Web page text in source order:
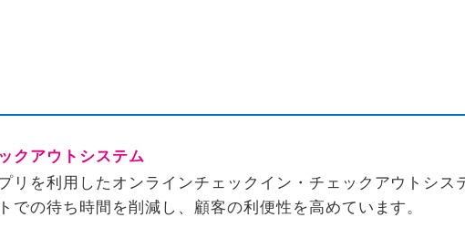
クアウトシステム
リを利用したオンラインチェックイン・チェックアウトシス
での待ち時間を削減し、顧客の利便性を高めています。